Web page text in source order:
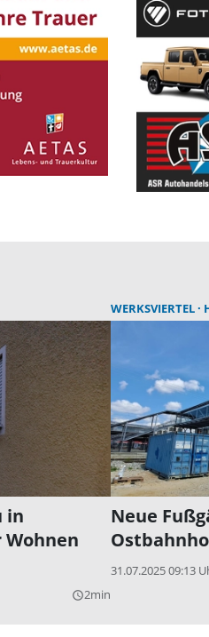
in
query_builder2min
WERKSVIERTEL
Neue
31.07.2025 09:13